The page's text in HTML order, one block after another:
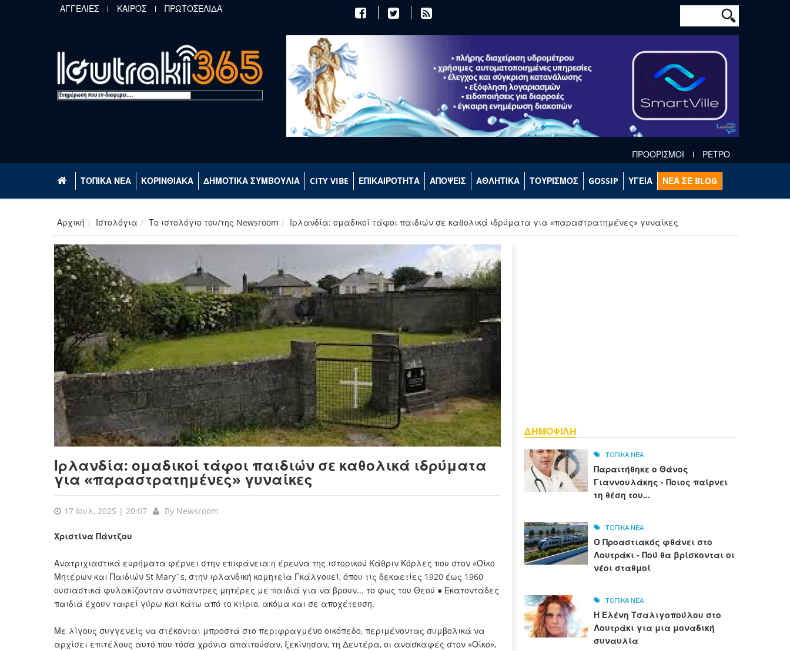
Παράκαμψη προς το κυρίως περιεχόμενο
ΑΓΓΕΛΙΕΣ ΚΑΙΡΟΣ ΠΡΩΤΟΣΕΛΙΔΑ Φόρμα
Αναζήτηση
ΠΡΟΟΡΙΣΜΟΙ ΡΕΤΡΟ
ΤΟΠΙΚΑ ΝΕΑ ΚΟΡΙΝΘΙΑΚΑ ΔΗΜΟΤΙΚΑ ΣΥΜΒΟΥΛΙΑ CITY VIBE ΕΠΙΚΑΙΡΟΤΗΤΑ ΑΠΟΨΕΙΣ ΑΘΛΗΤΙΚΑ ΤΟΥΡΙΣΜΟΣ GOSSIP ΥΓΕΙΑ ΝΕΑ ΣΕ BLOG
Αρχική Ιστολόγια Το ιστολόγιο του/της Newsroom Ιρλανδία: ομαδικοί τάφοι παιδιών σε καθολικά ιδρύματα για «παραστρατημένες» γυναίκες
Ιρλανδία: ομαδικοί τάφοι παιδιών σε καθολικά ιδρύματα
για «παραστρατημένες» γυναίκες
17 Ιουλ, 2025 | 20:07 By Newsroom
Χριστίνα Πάντζου
Ανατριχιαστικά ευρήματα φέρνει στην επιφάνεια η έρευνα της ιστορικού Κάθριν Κόρλες που στον «Οίκο
Μητέρων και Παιδιών St Mary´s, στην ιρλανδική κομητεία Γκάλγουεϊ, όπου τις δεκαετίες 1920 έως 1960
ουσιαστικά φυλακίζονταν ανύπαντρες μητέρες με παιδιά για να βρουν... το φως του Θεού ● Εκατοντάδες
παιδιά έχουν ταφεί γύρω και κάτω από το κτίριο, ακόμα και σε αποχέτευση.
Με λίγους συγγενείς να στέκονται μπροστά στο περιφραγμένο οικόπεδο, περιμένοντας συμβολικά να
αρχίσει επιτέλους αυτό που τόσα χρόνια απαιτούσαν, ξεκίνησαν, τη Δευτέρα, οι ανασκαφές στον «Οίκο»,
ΔΗΜΟΦΙΛΗ
ΤΟΠΙΚΑ ΝΕΑ
Παραιτήθηκε ο Θάνος
Γιαννουλάκης - Ποιος παίρνει
τη θέση του...
ΤΟΠΙΚΑ ΝΕΑ
Ο Προαστιακός φθάνει στο
Λουτράκι - Πού θα βρίσκονται οι
νέοι σταθμοί
ΤΟΠΙΚΑ ΝΕΑ
Η Ελένη Τσαλιγοπούλου στο
Λουτράκι για μια μοναδική
συναυλία